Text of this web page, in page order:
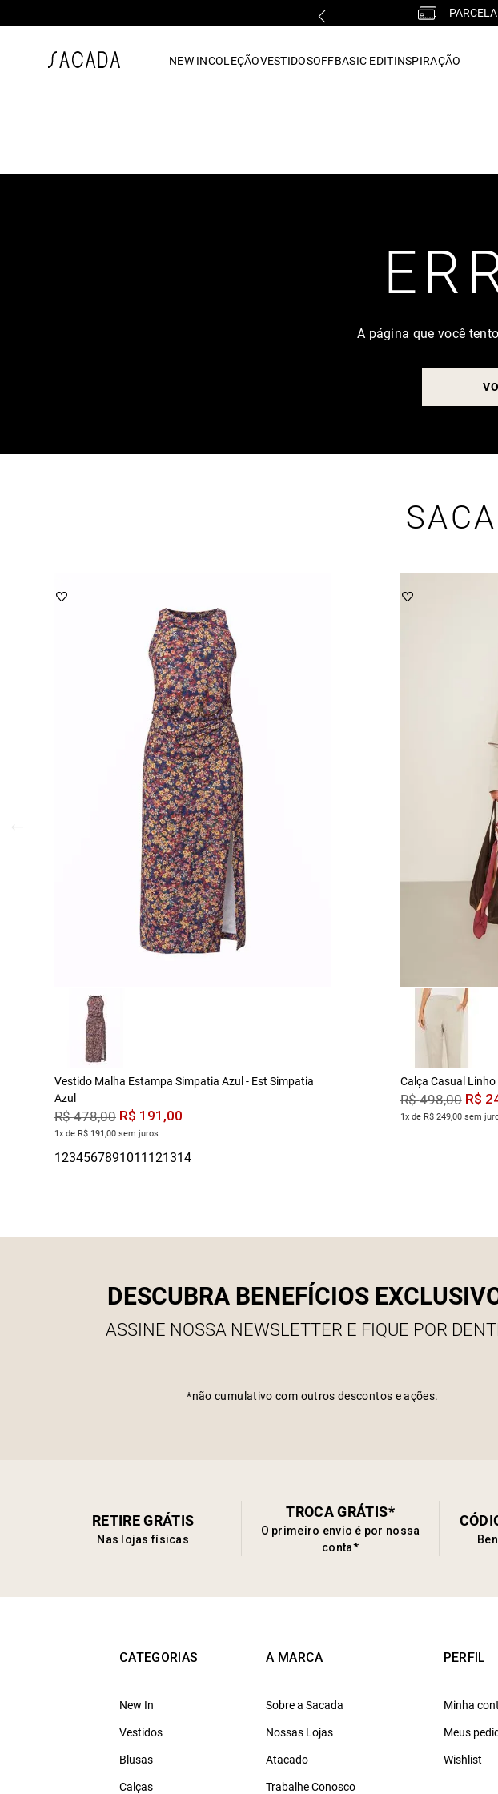
NEW INCOLEÇÃOVESTIDOSOFFBASIC EDITINSPIRAÇÃO
A página que você
Vestido Malha Estampa Simpatia Azul - Est Simpatia
Azul
R$ 478,00 R$ 191 ,00
1x de R$ 191,00 sem juros
Calça Casual Linho
R$ 498,00 R$
1x de R$ 249,00 sem
DESCUBRA BENEFÍCIOS
ASSINE NOSSA NEWSLETTER E FIQUE POR
*não cumulativo com outros descontos e ações.
RETIRE GRÁTIS
Nas lojas físicas
TROCA GRÁTIS*
O primeiro envio é por nossa
conta*
CATEGORIAS
New In
Vestidos
Blusas
Calças
A MARCA
Sobre a Sacada
Nossas Lojas
Atacado
Trabalhe Conosco
PERFIL
Minha
Meus
Wishlist
vestido midi
7º macacão